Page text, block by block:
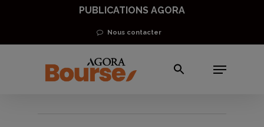
main
PUBLICATIONS AGORA
Nous contacter
Menu
Porsche